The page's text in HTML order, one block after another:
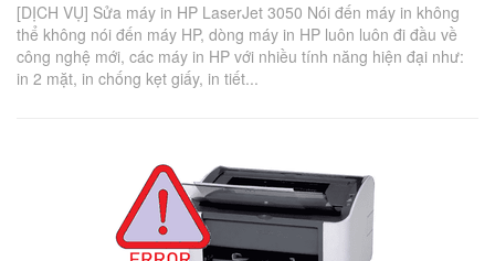
[DỊCH VỤ] Sửa máy in HP LaserJet 3050 Nói đến máy in không
thể không nói đến máy HP, dòng máy in HP luôn luôn đi đầu về
công nghệ mới, các máy in HP với nhiều tính năng hiện đại như:
in 2 mặt, in chống kẹt giấy, in tiết...